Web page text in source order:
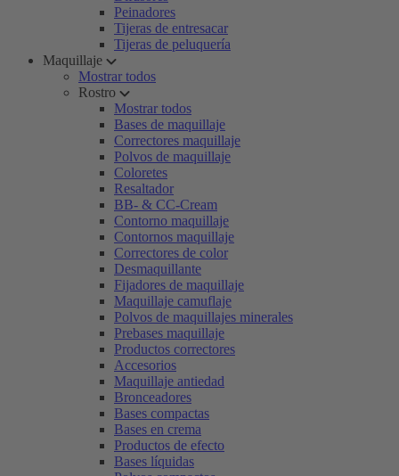
Peinadores
Tijeras de entresacar
Tijeras de peluquería
Maquillaje
Mostrar todos
Rostro
Mostrar todos
Bases de maquillaje
Correctores maquillaje
Polvos de maquillaje
Coloretes
Resaltador
BB- & CC-Cream
Contorno maquillaje
Contornos maquillaje
Correctores de color
Desmaquillante
Fijadores de maquillaje
Maquillaje camuflaje
Polvos de maquillajes minerales
Prebases maquillaje
Productos correctores
Accesorios
Maquillaje antiedad
Bronceadores
Bases compactas
Bases en crema
Productos de efecto
Bases líquidas